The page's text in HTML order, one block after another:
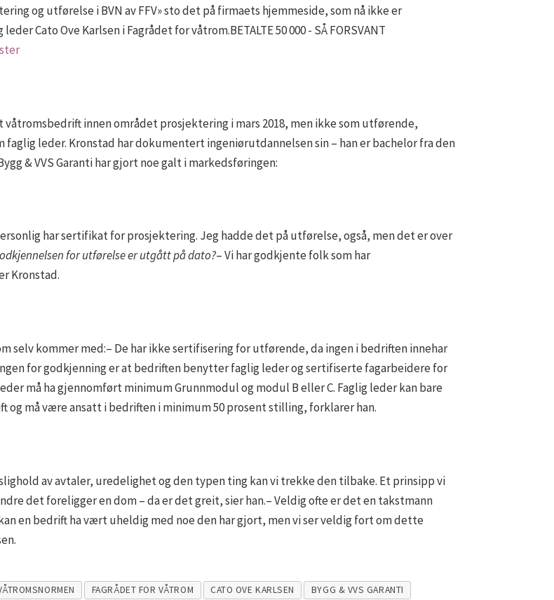
og utførelse i BVN av FFV» sto det på firmaets hjemmeside, som nå ikke er
Cato Ove Karlsen i Fagrådet for våtrom.BETALTE 50 000 - SÅ FORSVANT
innen området prosjektering i mars 2018, men ikke som utførende,
leder. Kronstad har dokumentert ingeniørutdannelsen sin – han er bachelor fra den
& VVS Garanti har gjort noe galt i markedsføringen:
har sertifikat for prosjektering. Jeg hadde det på utførelse, også, men det er over
for utførelse er utgått på dato?– Vi har godkjente folk som har
Kronstad.
selv kommer med:– De har ikke sertifisering for utførende, da ingen i bedriften innehar
for godkjenning er at bedriften benytter faglig leder og sertifiserte fagarbeidere for
må ha gjennomført minimum Grunnmodul og modul B eller C. Faglig leder kan bare
må være ansatt i bedriften i minimum 50 prosent stilling, forklarer han.
av avtaler, uredelighet og den typen ting kan vi trekke den tilbake. Et prinsipp vi
det foreligger en dom – da er det greit, sier han.– Veldig ofte er det en takstmann
en bedrift ha vært uheldig med noe den har gjort, men vi ser veldig fort om dette
FAGRÅDET FOR VÅTROM CATO OVE KARLSEN
BYGG & VVS GARANTI